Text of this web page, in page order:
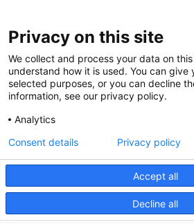
@CGTCatalunya
cgtcatalunya
cgtcatalunya
Desenvolupat per
Privacy on this site
We collect and process your data on
understand how it is used. You can give
selected purposes, or you can decline
information, see our privacy policy.
Analytics
Accept all
Decline all
Consent details Privacy policy